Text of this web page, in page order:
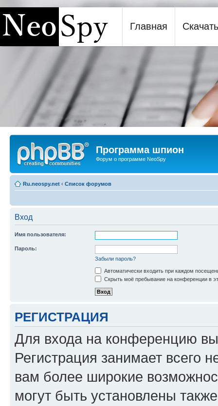
Программа шпион NeoSpy
Главная Скачать
Программа шпион
Форум о программе NeoSpy
Ru.neospy.net ‹ Список форумов
Вход
Имя пользователя:
Пароль:
Забыли пароль?
Автоматически входить при каждом
Скрыть моё пребывание на конференции в
РЕГИСТРАЦИЯ
Для входа на конференцию
Регистрация занимает всего
вам более широкие
могут быть установлены